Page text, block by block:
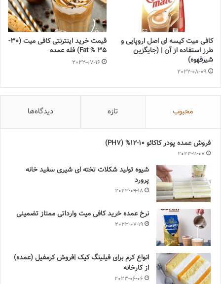
کافی میت کیسه ای اصل اروپایی و
طرز استفاده از آن | (جایگزین
شیرقهوه)
2022-08-09
قیمت خرید اینترنتی کافی میت (30-
35 % Fat) فله عمده
2022-07-16
محبوب تازه دیدگاه‌ها
فروش عمده پودر کاکائو 10-12% (PH7)
2023-11-07
شیوه تولید شکلات تخته ای شیری سفید خانه
پرورد
2023-09-18
نرخ عمده خرید کافی میت وارداتی ممتاز تضمینی
2023-07-19
انواع کرم برای فیلینگ کیک |فروش کرمفیل (عمده)
از کارخانه
2023-06-06